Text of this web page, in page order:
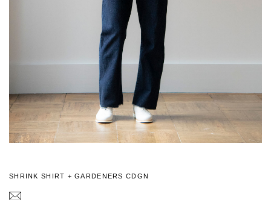
SHRINK SHIRT + GARDENERS CDGN